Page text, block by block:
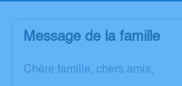
Message de la famille
Chère famille, chers amis,